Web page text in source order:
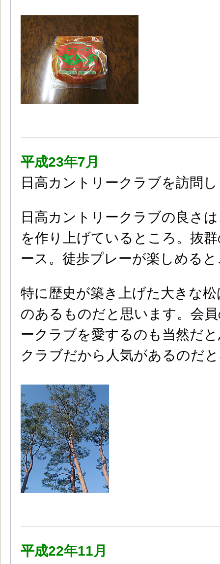
平成23年7月
日高カントリークラブを訪問
日高カントリークラブの良さ
を作り上げているところ。抜
ース。徒歩プレーが楽しめる
特に歴史が築き上げた大きな
のあるものだと思います。会
ークラブを愛するのも当然だ
クラブだから人気があるのだ
平成22年11月